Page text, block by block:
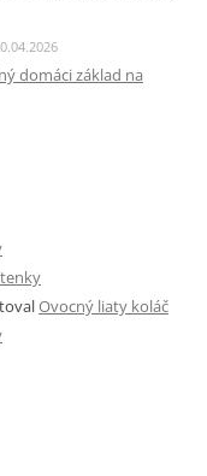
domáci základ na
Ovocný liaty koláč